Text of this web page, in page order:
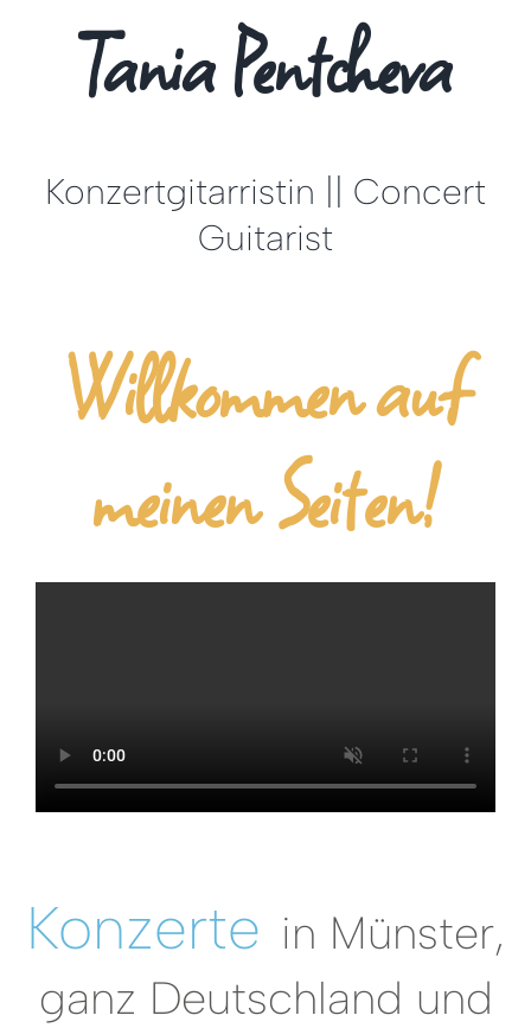
Tania Pentcheva
Konzertgitarristin || Concert
Guitarist
Willkommen auf
meinen Seiten!
Konzerte in Münster,
ganz Deutschland und